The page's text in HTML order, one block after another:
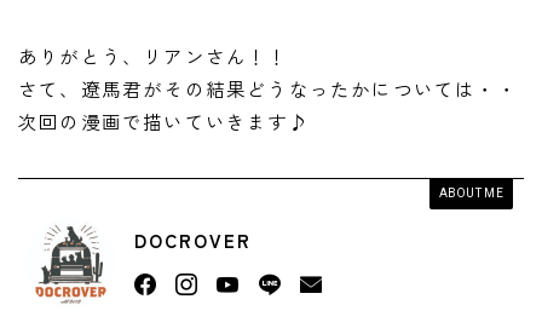
ありがとう、リアンさん！！
さて、遼馬君がその結果どうなったかについては・・
次回の漫画で描いていきます♪
ABOUT ME
DOCROVER